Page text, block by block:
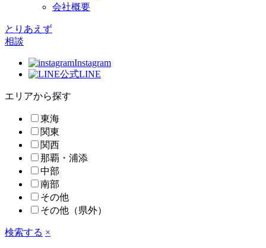
会社概要
とりあえず
相談
Instagram
公式LINE
エリアから探す
東海
関東
関西
那覇・浦添
中部
南部
その他
その他（県外）
検索する ×